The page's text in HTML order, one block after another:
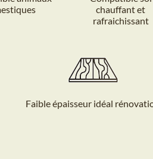
chauffant et
rafraichissant
Faible épaisseur idéal